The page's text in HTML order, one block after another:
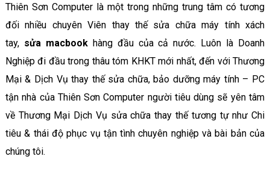
Thiên Sơn Computer là một trong những trung tâm có tương
đối nhiều chuyên Viên thay thế sửa chữa máy tính xách
tay, sửa macbookhàng đầu của cả nước. Luôn là Doanh
Nghiệp đi đầu trong thâu tóm KHKT mới nhất, đến với Thương
Mại & Dịch Vụ thay thế sửa chữa, bảo dưỡng máy tính – PC
tận nhà của Thiên Sơn Computer người tiêu dùng sẽ yên tâm
về Thương Mại Dịch Vụ sửa chữa thay thế tương tự như Chi
tiêu & thái độ phục vụ tận tình chuyên nghiệp và bài bản của
chúng tôi.